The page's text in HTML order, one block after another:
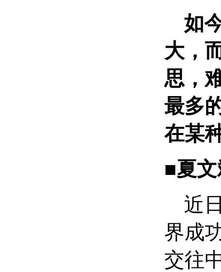
如
大，
思，
最多
在某
■夏
近
界成
交往